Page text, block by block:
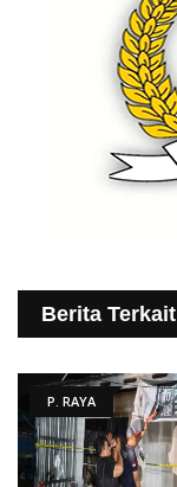
Berita Terkait
P. RAYA